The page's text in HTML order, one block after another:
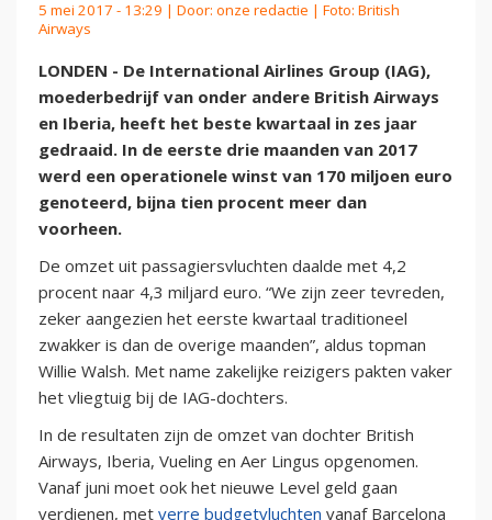
5 mei 2017 - 13:29 | Door: onze redactie | Foto: British
Airways
LONDEN - De International Airlines Group (IAG),
moederbedrijf van onder andere British Airways
en Iberia, heeft het beste kwartaal in zes jaar
gedraaid. In de eerste drie maanden van 2017
werd een operationele winst van 170 miljoen euro
genoteerd, bijna tien procent meer dan
voorheen.
De omzet uit passagiersvluchten daalde met 4,2
procent naar 4,3 miljard euro. “We zijn zeer tevreden,
zeker aangezien het eerste kwartaal traditioneel
zwakker is dan de overige maanden”, aldus topman
Willie Walsh. Met name zakelijke reizigers pakten vaker
het vliegtuig bij de IAG-dochters.
In de resultaten zijn de omzet van dochter British
Airways, Iberia, Vueling en Aer Lingus opgenomen.
Vanaf juni moet ook het nieuwe Level geld gaan
verdienen, met verre budgetvluchten vanaf Barcelona